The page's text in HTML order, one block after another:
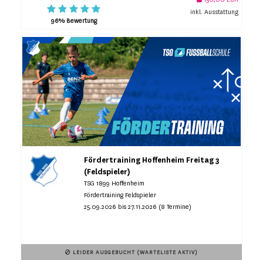
96% Bewertung
inkl. Ausstattung
Fördertraining Hoffenheim Freitag 3
(Feldspieler)
TSG 1899 Hoffenheim
Fördertraining Feldspieler
25.09.2026 bis 27.11.2026 (8 Termine)
LEIDER AUSGEBUCHT (WARTELISTE AKTIV)